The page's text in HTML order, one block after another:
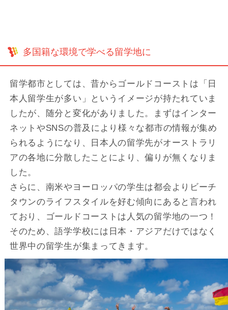
多国籍な環境で学べる留学地に
留学都市としては、昔からゴールドコーストは「日
本人留学生が多い」というイメージが持たれていま
したが、随分と変化がありました。まずはインター
ネットやSNSの普及により様々な都市の情報が集め
られるようになり、日本人の留学先がオーストラリ
アの各地に分散したことにより、偏りが無くなりま
した。
さらに、南米やヨーロッパの学生は都会よりビーチ
タウンのライフスタイルを好む傾向にあると言われ
ており、ゴールドコーストは人気の留学地の一つ！
そのため、語学学校には日本・アジアだけではなく
世界中の留学生が集まってきます。